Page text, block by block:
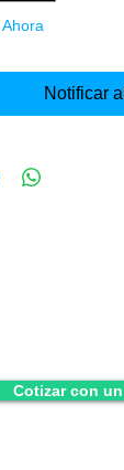
Notificar
Cotizar con